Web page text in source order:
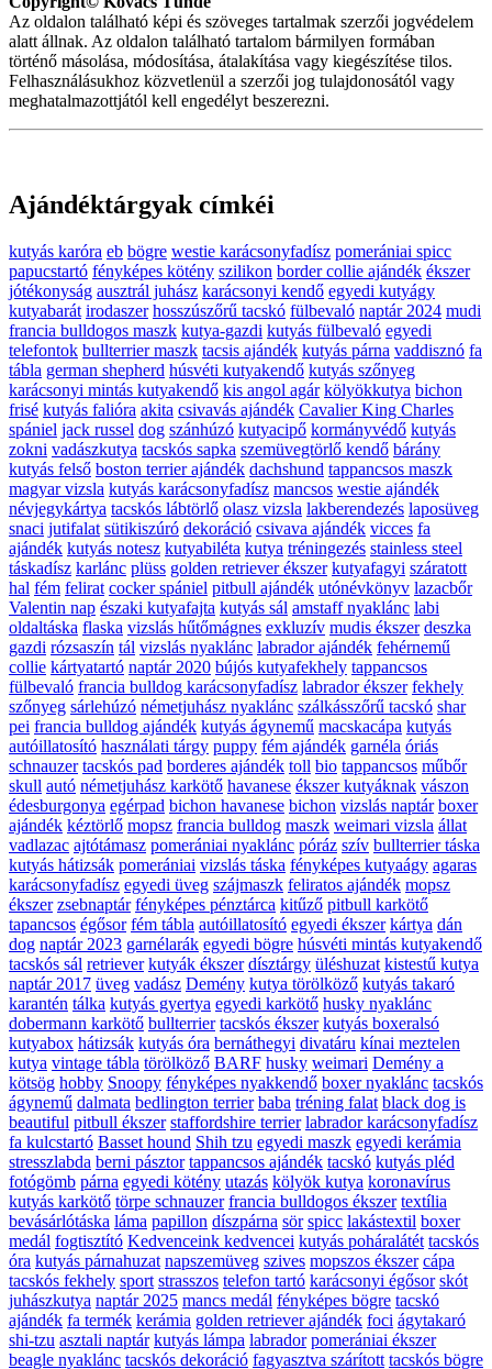
Az oldalon található képi és szöveges tartalmak szerzői jogvédelem
alatt állnak. Az oldalon található tartalom bármilyen formában
történő másolása, módosítása, átalakítása vagy kiegészítése tilos.
Felhasználásukhoz közvetlenül a szerzői jog tulajdonosától vagy
meghatalmazottjától kell engedélyt beszerezni.
Ajándéktárgyak címkéi
kutyás karóra eb bögre westie karácsonyfadísz pomerániai spicc
papucstartó fényképes kötény szilikon border collie ajándék ékszer
jótékonyság ausztrál juhász karácsonyi kendő egyedi kutyágy
kutyabarát irodaszer hosszúszőrű tacskó fülbevaló naptár 2024 mudi
francia bulldogos maszk kutya-gazdi kutyás fülbevaló egyedi
telefontok bullterrier maszk tacsis ajándék kutyás párna vaddisznó fa
tábla german shepherd húsvéti kutyakendő kutyás szőnyeg
karácsonyi mintás kutyakendő kis angol agár kölyökkutya bichon
frisé kutyás falióra akita csivavás ajándék Cavalier King Charles
spániel jack russel dog szánhúzó kutyacipő kormányvédő kutyás
zokni vadászkutya tacskós sapka szemüvegtörlő kendő bárány
kutyás felső boston terrier ajándék dachshund tappancsos maszk
magyar vizsla kutyás karácsonyfadísz mancsos westie ajándék
névjegykártya tacskós lábtörlő olasz vizsla lakberendezés laposüveg
snaci jutifalat sütikiszúró dekoráció csivava ajándék vicces fa
ajándék kutyás notesz kutyabiléta kutya tréningezés stainless steel
táskadísz karlánc plüss golden retriever ékszer kutyafagyi száratott
hal fém felirat cocker spániel pitbull ajándék utónévkönyv lazacbőr
Valentin nap északi kutyafajta kutyás sál amstaff nyaklánc labi
oldaltáska flaska vizslás hűtőmágnes exkluzív mudis ékszer deszka
gazdi rózsaszín tál vizslás nyaklánc labrador ajándék fehérnemű
collie kártyatartó naptár 2020 bújós kutyafekhely tappancsos
fülbevaló francia bulldog karácsonyfadísz labrador ékszer fekhely
szőnyeg sárlehúzó németjuhász nyaklánc szálkásszőrű tacskó shar
pei francia bulldog ajándék kutyás ágynemű macskacápa kutyás
autóillatosító használati tárgy puppy fém ajándék garnéla óriás
schnauzer tacskós pad borderes ajándék toll bio tappancsos műbőr
skull autó németjuhász karkötő havanese ékszer kutyáknak vászon
édesburgonya egérpad bichon havanese bichon vizslás naptár boxer
ajándék kéztörlő mopsz francia bulldog maszk weimari vizsla állat
vadlazac ajtótámasz pomerániai nyaklánc póráz szív bullterrier táska
kutyás hátizsák pomerániai vizslás táska fényképes kutyaágy agaras
karácsonyfadísz egyedi üveg szájmaszk feliratos ajándék mopsz
ékszer zsebnaptár fényképes pénztárca kitűző pitbull karkötő
tapancsos égősor fém tábla autóillatosító egyedi ékszer kártya dán
dog naptár 2023 garnélarák egyedi bögre húsvéti mintás kutyakendő
tacskós sál retriever kutyák ékszer dísztárgy üléshuzat kistestű kutya
naptár 2017 üveg vadász Demény kutya törölköző kutyás takaró
karantén tálka kutyás gyertya egyedi karkötő husky nyaklánc
dobermann karkötő bullterrier tacskós ékszer kutyás boxeralsó
kutyabox hátizsák kutyás óra bernáthegyi divatáru kínai meztelen
kutya vintage tábla törölköző BARF husky weimari Demény a
kötsög hobby Snoopy fényképes nyakkendő boxer nyaklánc tacskós
ágynemű dalmata bedlington terrier baba tréning falat black dog is
beautiful pitbull ékszer staffordshire terrier labrador karácsonyfadísz
fa kulcstartó Basset hound Shih tzu egyedi maszk egyedi kerámia
stresszlabda berni pásztor tappancsos ajándék tacskó kutyás pléd
fotógömb párna egyedi kötény utazás kölyök kutya koronavírus
kutyás karkötő törpe schnauzer francia bulldogos ékszer textília
bevásárlótáska láma papillon díszpárna sör spicc lakástextil boxer
medál fogtisztító Kedvenceink kedvencei kutyás poháralátét tacskós
óra kutyás párnahuzat napszemüveg szives mopszos ékszer cápa
tacskós fekhely sport strasszos telefon tartó karácsonyi égősor skót
juhászkutya naptár 2025 mancs medál fényképes bögre tacskó
ajándék fa termék kerámia golden retriever ajándék foci ágytakaró
shi-tzu asztali naptár kutyás lámpa labrador pomerániai ékszer
beagle nyaklánc tacskós dekoráció fagyasztva szárított tacskós bögre